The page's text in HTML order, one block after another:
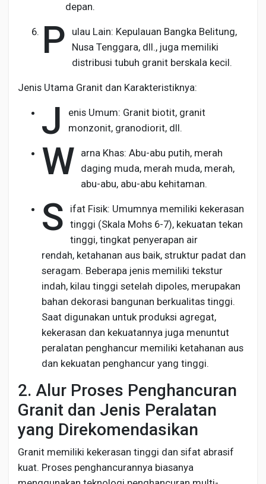
depan.
P
ulau Lain: Kepulauan Bangka Belitung,
Nusa Tenggara, dll., juga memiliki
distribusi tubuh granit berskala kecil.
Jenis Utama Granit dan Karakteristiknya:
J
enis Umum: Granit biotit, granit
monzonit, granodiorit, dll.
W arna Khas: Abu-abu putih, merah
daging muda, merah muda, merah,
abu-abu, abu-abu kehitaman.
S
ifat Fisik: Umumnya memiliki kekerasan
tinggi (Skala Mohs 6-7), kekuatan tekan
tinggi, tingkat penyerapan air
rendah, ketahanan aus baik, struktur padat dan
seragam. Beberapa jenis memiliki tekstur
indah, kilau tinggi setelah dipoles, merupakan
bahan dekorasi bangunan berkualitas tinggi.
Saat digunakan untuk produksi agregat,
kekerasan dan kekuatannya juga menuntut
peralatan penghancur memiliki ketahanan aus
dan kekuatan penghancur yang tinggi.
2. Alur Proses Penghancuran
Granit dan Jenis Peralatan
yang Direkomendasikan
Granit memiliki kekerasan tinggi dan sifat abrasif
kuat. Proses penghancurannya biasanya